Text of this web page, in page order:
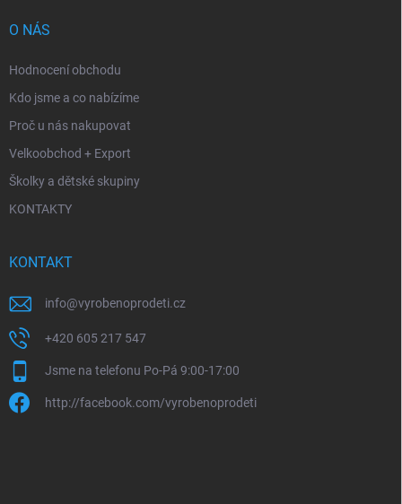
O NÁS
Hodnocení obchodu
Kdo jsme a co nabízíme
Proč u nás nakupovat
Velkoobchod + Export
Školky a dětské skupiny
KONTAKTY
KONTAKT
info@vyrobenoprodeti.cz
+420 605 217 547
Jsme na telefonu Po-Pá 9:00-17:00
http://facebook.com/vyrobenoprodeti